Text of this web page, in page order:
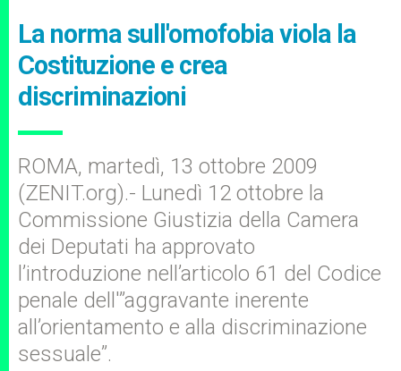
La norma sull'omofobia viola la
Costituzione e crea
discriminazioni
ROMA, martedì, 13 ottobre 2009
(ZENIT.org).- Lunedì 12 ottobre la
Commissione Giustizia della Camera
dei Deputati ha approvato
l’introduzione nell’articolo 61 del Codice
penale dell'”aggravante inerente
all’orientamento e alla discriminazione
sessuale”.